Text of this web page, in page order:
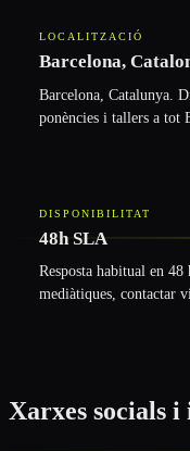
LOCALITZACIÓ
Barcelona,
Barcelona, Catalunya.
ponències i tallers a tot
DISPONIBILITAT
48h SLA
Resposta habitual en 48
mediàtiques, contactar
Xarxes socials